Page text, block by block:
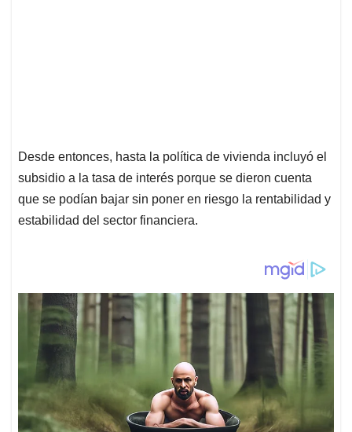
Desde entonces, hasta la política de vivienda incluyó el
subsidio a la tasa de interés porque se dieron cuenta
que se podían bajar sin poner en riesgo la rentabilidad y
estabilidad del sector financiera.